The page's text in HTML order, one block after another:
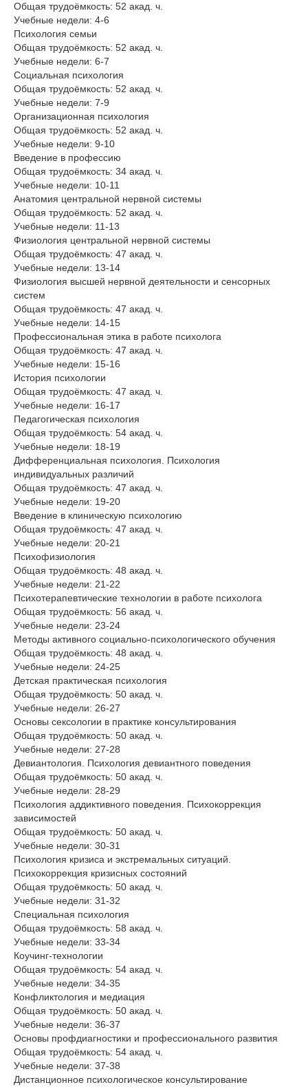
Общая трудоёмкость: 52 акад. ч.
Учебные недели: 4-6
Психология семьи
Общая трудоёмкость: 52 акад. ч.
Учебные недели: 6-7
Социальная психология
Общая трудоёмкость: 52 акад. ч.
Учебные недели: 7-9
Организационная психология
Общая трудоёмкость: 52 акад. ч.
Учебные недели: 9-10
Введение в профессию
Общая трудоёмкость: 34 акад. ч.
Учебные недели: 10-11
Анатомия центральной нервной системы
Общая трудоёмкость: 52 акад. ч.
Учебные недели: 11-13
Физиология центральной нервной системы
Общая трудоёмкость: 47 акад. ч.
Учебные недели: 13-14
Физиология высшей нервной деятельности и сенсорных
систем
Общая трудоёмкость: 47 акад. ч.
Учебные недели: 14-15
Профессиональная этика в работе психолога
Общая трудоёмкость: 47 акад. ч.
Учебные недели: 15-16
История психологии
Общая трудоёмкость: 47 акад. ч.
Учебные недели: 16-17
Педагогическая психология
Общая трудоёмкость: 54 акад. ч.
Учебные недели: 18-19
Дифференциальная психология. Психология
индивидуальных различий
Общая трудоёмкость: 47 акад. ч.
Учебные недели: 19-20
Введение в клиническую психологию
Общая трудоёмкость: 47 акад. ч.
Учебные недели: 20-21
Психофизиология
Общая трудоёмкость: 48 акад. ч.
Учебные недели: 21-22
Психотерапевтические технологии в работе психолога
Общая трудоёмкость: 56 акад. ч.
Учебные недели: 23-24
Методы активного социально-психологического обучения
Общая трудоёмкость: 48 акад. ч.
Учебные недели: 24-25
Детская практическая психология
Общая трудоёмкость: 50 акад. ч.
Учебные недели: 26-27
Основы сексологии в практике консультирования
Общая трудоёмкость: 50 акад. ч.
Учебные недели: 27-28
Девиантология. Психология девиантного поведения
Общая трудоёмкость: 50 акад. ч.
Учебные недели: 28-29
Психология аддиктивного поведения. Психокоррекция
зависимостей
Общая трудоёмкость: 50 акад. ч.
Учебные недели: 30-31
Психология кризиса и экстремальных ситуаций.
Психокоррекция кризисных состояний
Общая трудоёмкость: 50 акад. ч.
Учебные недели: 31-32
Специальная психология
Общая трудоёмкость: 58 акад. ч.
Учебные недели: 33-34
Коучинг-технологии
Общая трудоёмкость: 54 акад. ч.
Учебные недели: 34-35
Конфликтология и медиация
Общая трудоёмкость: 50 акад. ч.
Учебные недели: 36-37
Основы профдиагностики и профессионального развития
Общая трудоёмкость: 54 акад. ч.
Учебные недели: 37-38
Дистанционное психологическое консультирование